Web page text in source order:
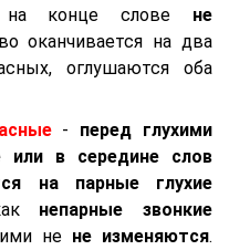
конце слове не
оканчивается на два
оглушаются оба
- перед глухими
или в середине слов
на парные глухие
непарные звонкие
не не изменяются.